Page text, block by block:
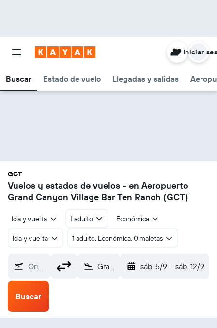
Buscar Estado de vuelo Llegadas y salidas
Iniciar
GCT
Vuelos y estados de vuelos - en Aeropuerto
Grand Canyon Village Bar Ten Ranch (GCT)
Ida y vuelta 1 adulto Económica
Ida y vuelta 1 adulto, Económica, 0 maletas
Origen Grand Canyon Village Bar Ten Ranch (GCT) sáb. 5/9 - sáb. 12/9
Buscar